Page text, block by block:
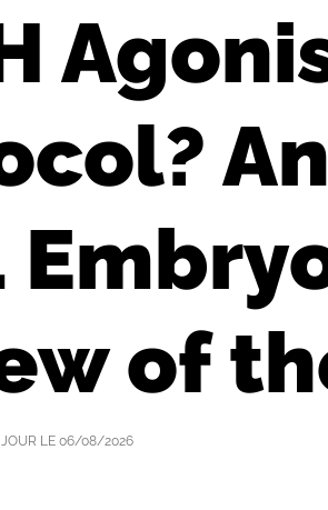
of
LE 06/08/2026